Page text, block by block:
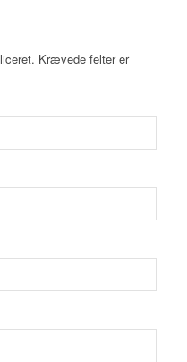
Krævede felter er